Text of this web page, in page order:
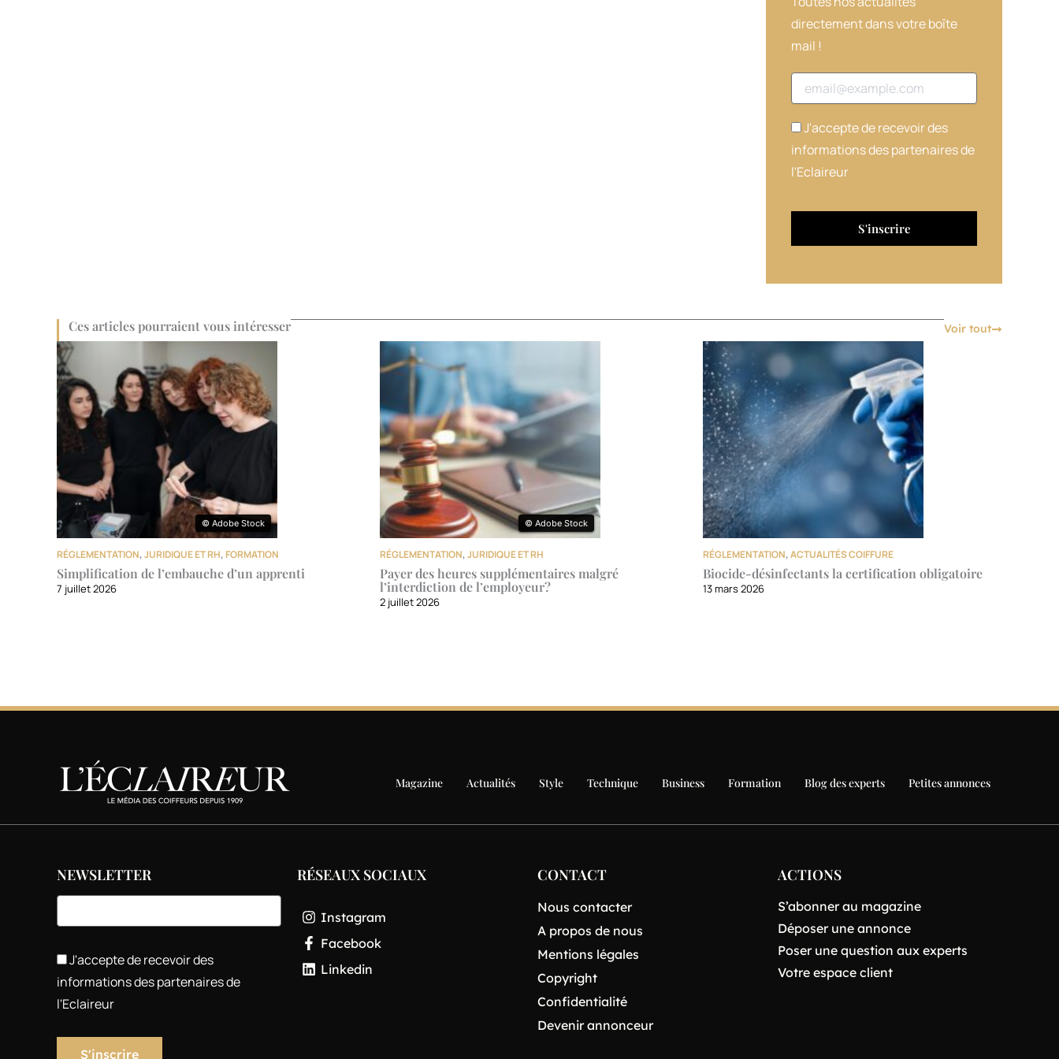
directement dans votre boîte
mail !
Adresse email
J'accepte de recevoir des
informations des partenaires de
l'Eclaireur
Ces articles pourraient vous intéresser Voir tout
© Adobe Stock
© Adobe Stock
RÉGLEMENTATION,JURIDIQUE ET RH, FORMATION
Simplification de l’embauche d’un apprenti
7 juillet 2026
© Adobe Stock
© Adobe Stock
RÉGLEMENTATION,JURIDIQUE ET RH
Payer des heures supplémentaires malgré
l’interdiction de l’employeur?
2 juillet 2026
RÉGLEMENTATION,ACTUALITÉS COIFFURE
Biocide-désinfectants la certification obligatoire
13 mars 2026
Magazine Actualités Style Technique Business Formation Blog des experts Petites annonces
NEWSLETTER
J'accepte de recevoir des
informations des partenaires de
l'Eclaireur
RÉSEAUX SOCIAUX
Instagram
Facebook
Linkedin
CONTACT
Nous contacter
A propos de nous
Mentions légales
Copyright
Confidentialité
Devenir annonceur
ACTIONS
S’abonner au magazine
Déposer une annonce
Poser une question aux experts
Votre espace client